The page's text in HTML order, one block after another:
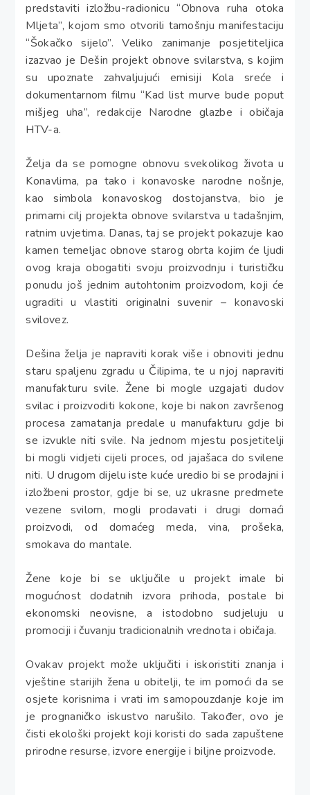
predstaviti izložbu-radionicu “Obnova ruha otoka
Mljeta”, kojom smo otvorili tamošnju manifestaciju
“Šokačko sijelo”. Veliko zanimanje posjetiteljica
izazvao je Dešin projekt obnove svilarstva, s kojim
su upoznate zahvaljujući emisiji Kola sreće i
dokumentarnom filmu “Kad list murve bude poput
mišjeg uha”, redakcije Narodne glazbe i običaja
HTV-a.
Želja da se pomogne obnovu svekolikog života u
Konavlima, pa tako i konavoske narodne nošnje,
kao simbola konavoskog dostojanstva, bio je
primarni cilj projekta obnove svilarstva u tadašnjim,
ratnim uvjetima. Danas, taj se projekt pokazuje kao
kamen temeljac obnove starog obrta kojim će ljudi
ovog kraja obogatiti svoju proizvodnju i turističku
ponudu još jednim autohtonim proizvodom, koji će
ugraditi u vlastiti originalni suvenir – konavoski
svilovez.
Dešina želja je napraviti korak više i obnoviti jednu
staru spaljenu zgradu u Čilipima, te u njoj napraviti
manufakturu svile. Žene bi mogle uzgajati dudov
svilac i proizvoditi kokone, koje bi nakon završenog
procesa zamatanja predale u manufakturu gdje bi
se izvukle niti svile. Na jednom mjestu posjetitelji
bi mogli vidjeti cijeli proces, od jajašaca do svilene
niti. U drugom dijelu iste kuće uredio bi se prodajni i
izložbeni prostor, gdje bi se, uz ukrasne predmete
vezene svilom, mogli prodavati i drugi domaći
proizvodi, od domaćeg meda, vina, prošeka,
smokava do mantale.
Žene koje bi se uključile u projekt imale bi
mogućnost dodatnih izvora prihoda, postale bi
ekonomski neovisne, a istodobno sudjeluju u
promociji i čuvanju tradicionalnih vrednota i običaja.
Ovakav projekt može uključiti i iskoristiti znanja i
vještine starijih žena u obitelji, te im pomoći da se
osjete korisnima i vrati im samopouzdanje koje im
je prognaničko iskustvo narušilo. Također, ovo je
čisti ekološki projekt koji koristi do sada zapuštene
prirodne resurse, izvore energije i biljne proizvode.